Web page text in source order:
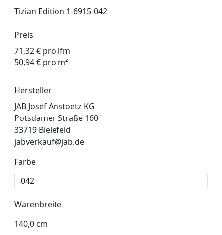
Tizian Edition 1-6915-042
Preis
71,32 € pro lfm
50,94 € pro m²
Hersteller
JAB Josef Anstoetz KG
Potsdamer Straße 160
33719 Bielefeld
jabverkauf@jab.de
Farbe
Warenbreite
140,0 cm